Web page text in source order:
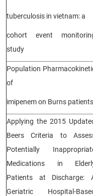
tuberculosis in vietnam: a
cohort event
study
Population
of
imipenem on Burns patients
Applying the 2015
Beers Criteria to
Potentially
Medications in
Patients at Discharge:
Geriatric Hospital-